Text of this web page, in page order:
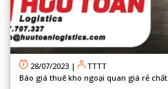
28/07/2023 |
TTTT
Báo giá thuê kho ngoại quan giá rẻ